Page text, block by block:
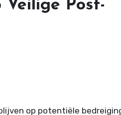
Post-
op potentiële